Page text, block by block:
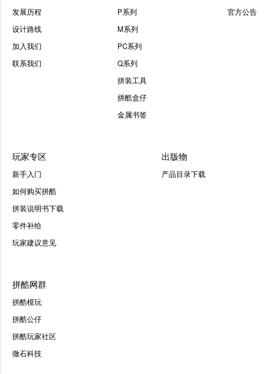
发展历程
设计路线
加入我们
联系我们
P系列
M系列
PC系列
Q系列
拼装工具
拼酷盒仔
金属书签
官方公告
玩家专区
新手入门
如何购买拼酷
拼装说明书下载
零件补给
玩家建议意见
出版物
产品目录下载
拼酷网群
拼酷模玩
拼酷公仔
拼酷玩家社区
微石科技